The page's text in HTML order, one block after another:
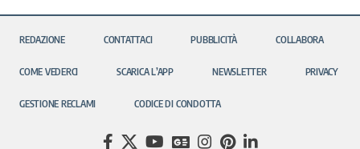
REDAZIONE CONTATTACI PUBBLICITÀ COLLABORA
COME VEDERCI SCARICA L’APP NEWSLETTER PRIVACY
GESTIONE RECLAMI CODICE DI CONDOTTA